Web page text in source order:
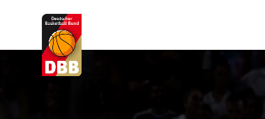
Suchvorschläge